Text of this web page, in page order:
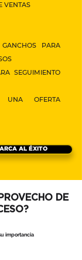
VENTAS
PARA
SEGUIMIENTO
UNA OFERTA
AL ÉXITO
DE
importancia